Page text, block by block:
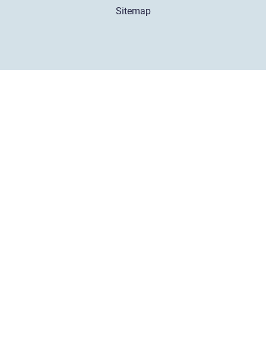
Sitemap